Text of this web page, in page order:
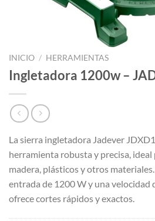
INICIO / HERRAMIENTAS
Ingletadora 1200w –
La sierra ingletadora Jadever
herramienta robusta y precisa,
madera, plásticos y otros
entrada de 1200 W y una velocidad
ofrece cortes rápidos y exactos.